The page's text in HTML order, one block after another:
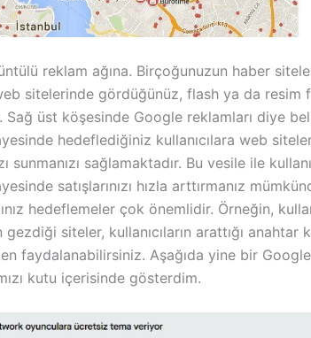
reklam ağına. Birçoğunuzun haber
sitelerinde gördüğünüz, flash ya da resim
Sağ üst köşesinde Google reklamları diye
hedeflediğiniz kullanıcılara web
sunmanızı sağlamaktadır. Bu vesile ile
satışlarınızı hızla arttırmanız
hedeflemeler çok önemlidir. Örneğin,
gezdiği siteler, kullanıcıların arattığı anahtar
faydalanabilirsiniz. Aşağıda yine bir
kutu içerisinde gösterdim.